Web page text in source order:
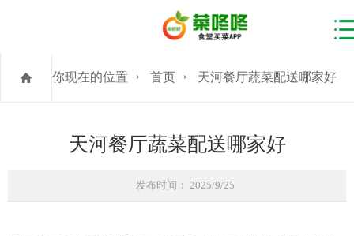
你现在的位置 首页 天河餐厅蔬菜配送哪家好
天河餐厅蔬菜配送哪家好
发布时间： 2025/9/25